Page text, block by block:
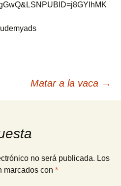
Matar a la vaca →
no será publicada. Los
marcados con *